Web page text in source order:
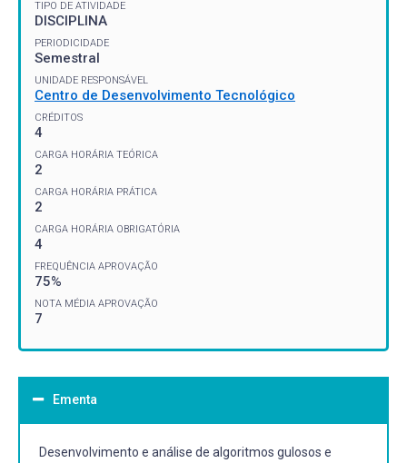
TIPO DE ATIVIDADE
DISCIPLINA
PERIODICIDADE
Semestral
UNIDADE RESPONSÁVEL
Centro de Desenvolvimento Tecnológico
CRÉDITOS
4
CARGA HORÁRIA TEÓRICA
2
CARGA HORÁRIA PRÁTICA
2
CARGA HORÁRIA OBRIGATÓRIA
4
FREQUÊNCIA APROVAÇÃO
75%
NOTA MÉDIA APROVAÇÃO
7
Ementa
Desenvolvimento e análise de algoritmos gulosos e